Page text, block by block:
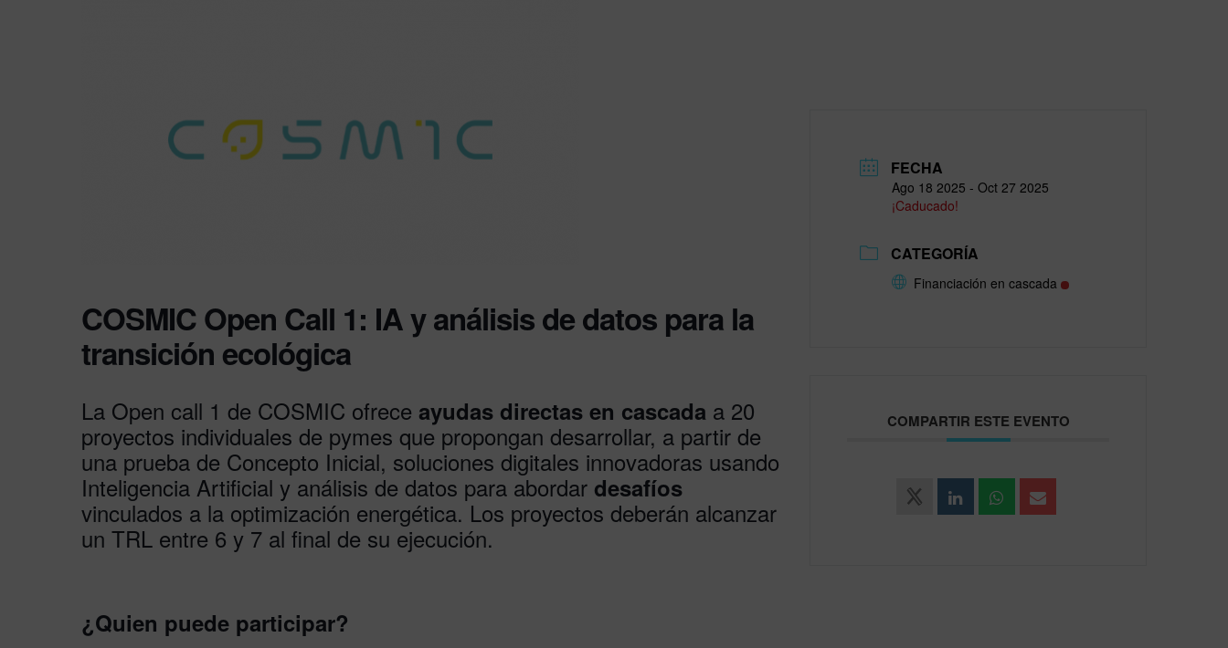
COSMIC Open Call 1: IA y análisis de datos para la
transición ecológica
La Open call 1 de COSMIC ofrece ayudas directas en cascada a 20
proyectos individuales de pymes que propongan desarrollar, a partir de
una prueba de Concepto Inicial, soluciones digitales innovadoras usando
Inteligencia Artificial y análisis de datos para abordar desafíos
vinculados a la optimización energética. Los proyectos deberán alcanzar
un TRL entre 6 y 7 al final de su ejecución.
¿Quien puede participar?
FECHA
Ago 18 2025 - Oct 27 2025
¡Caducado!
CATEGORÍA
Financiación en cascada
COMPARTIR ESTE EVENTO